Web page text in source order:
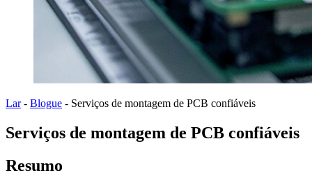
Lar- Blogue - Serviços de montagem de PCB confiáveis
Serviços de montagem de PCB confiáveis
Resumo